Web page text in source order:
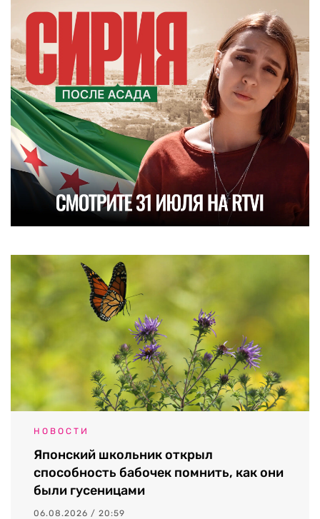
НОВОСТИ
Японский школьник открыл
способность бабочек помнить, как они
были гусеницами
06.08.2026 / 20:59